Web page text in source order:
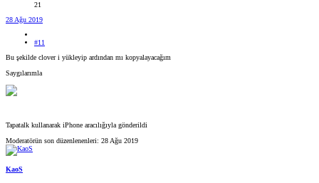
21
28 Ağu 2019
#11
Bu şekilde clover i yükleyip ardından mı kopyalayacağım
Saygılarımla
Tapatalk kullanarak iPhone aracılığıyla gönderildi
Moderatörün son düzenlenenleri: 28 Ağu 2019
KaoS